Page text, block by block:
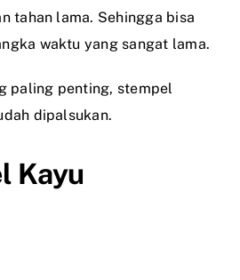
tahan lama. Sehingga bisa
waktu yang sangat lama.
paling penting, stempel
dipalsukan.
Kayu